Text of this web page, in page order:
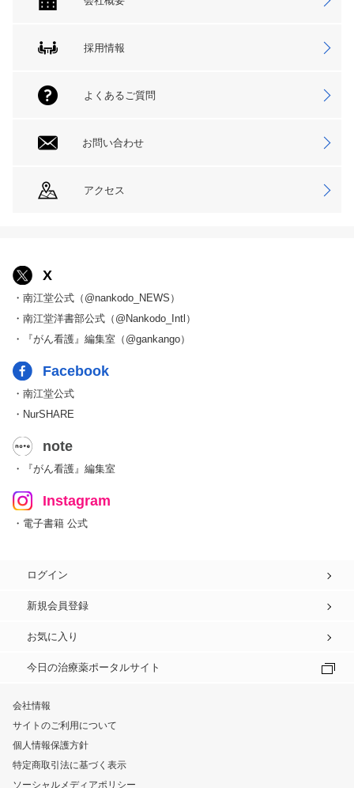
採用情報
よくあるご質問
お問い合わせ
アクセス
X
・南江堂公式（@nankodo_NEWS）
・南江堂洋書部公式（@Nankodo_Intl）
・『がん看護』編集室（@gankango）
Facebook
・南江堂公式
・NurSHARE
note
・『がん看護』編集室
Instagram
・電子書籍 公式
ログイン
新規会員登録
お気に入り
今日の治療薬ポータルサイト
会社情報
サイトのご利用について
個人情報保護方針
特定商取引法に基づく表示
ソーシャルメディアポリシー